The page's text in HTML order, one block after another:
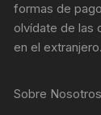
formas de
olvídate de las
en el extranjero.
Sobre Nosotros